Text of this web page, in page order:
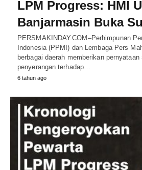
LPM Progress: HMI
Banjarmasin Buka
PERSMAKINDAY.COM–Perhimpunan
Indonesia (PPMI) dan Lembaga Pers
berbagai daerah memberikan
penyerangan terhadap…
6 tahun ago